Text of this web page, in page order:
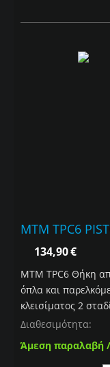
MTM TPC6
134,90€
MTM TPC6 Θήκη
όπλα και
κλεισίματος 2
Διαθεσιμότητα:
Άμεση παραλαβή